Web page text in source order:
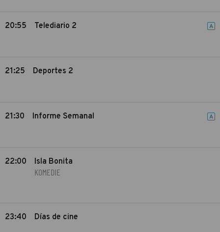
20:55 Telediario 2 A
21:25 Deportes 2
21:30 Informe Semanal A
22:00 Isla Bonita
KOMEDIE
23:40 Días de cine